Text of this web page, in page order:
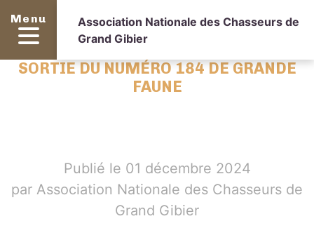
Menu
Association Nationale des Chasseurs de
Grand Gibier
SORTIE DU NUMÉRO 184 DE GRANDE
FAUNE
Publié le 01 décembre 2024
par Association Nationale des Chasseurs de
Grand Gibier